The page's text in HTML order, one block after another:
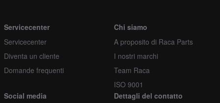
Servicecenter
Servicecenter
Diventa un cliente
Domande frequenti
Chi siamo
A proposito di Raca Parts
I nostri marchi
Team Raca
ISO 9001
Social media
Dettagli del contatto